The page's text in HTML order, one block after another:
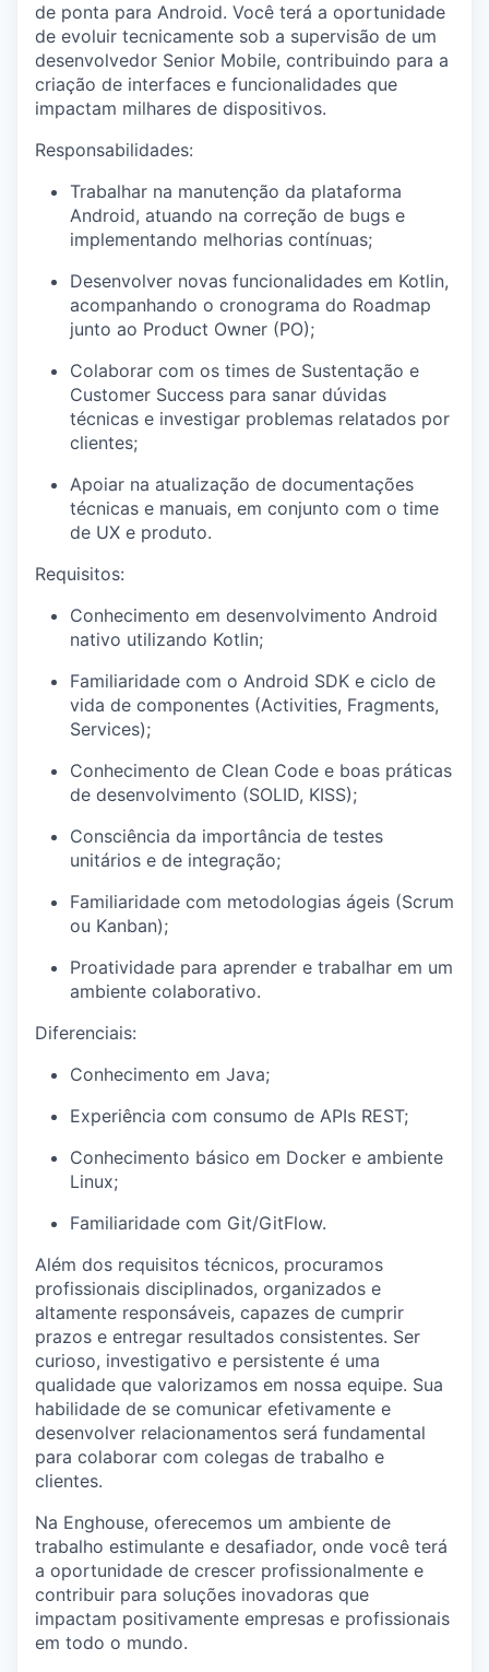
de ponta para Android. Você terá a oportunidade
de evoluir tecnicamente sob a supervisão de um
desenvolvedor Senior Mobile, contribuindo para a
criação de interfaces e funcionalidades que
impactam milhares de dispositivos.
Responsabilidades:
Trabalhar na manutenção da plataforma
Android, atuando na correção de bugs e
implementando melhorias contínuas;
Desenvolver novas funcionalidades em Kotlin,
acompanhando o cronograma do Roadmap
junto ao Product Owner (PO);
Colaborar com os times de Sustentação e
Customer Success para sanar dúvidas
técnicas e investigar problemas relatados por
clientes;
Apoiar na atualização de documentações
técnicas e manuais, em conjunto com o time
de UX e produto.
Requisitos:
Conhecimento em desenvolvimento Android
nativo utilizando Kotlin;
Familiaridade com o Android SDK e ciclo de
vida de componentes (Activities, Fragments,
Services);
Conhecimento de Clean Code e boas práticas
de desenvolvimento (SOLID, KISS);
Consciência da importância de testes
unitários e de integração;
Familiaridade com metodologias ágeis (Scrum
ou Kanban);
Proatividade para aprender e trabalhar em um
ambiente colaborativo.
Diferenciais:
Conhecimento em Java;
Experiência com consumo de APIs REST;
Conhecimento básico em Docker e ambiente
Linux;
Familiaridade com Git/GitFlow.
Além dos requisitos técnicos, procuramos
profissionais disciplinados, organizados e
altamente responsáveis, capazes de cumprir
prazos e entregar resultados consistentes. Ser
curioso, investigativo e persistente é uma
qualidade que valorizamos em nossa equipe. Sua
habilidade de se comunicar efetivamente e
desenvolver relacionamentos será fundamental
para colaborar com colegas de trabalho e
clientes.
Na Enghouse, oferecemos um ambiente de
trabalho estimulante e desafiador, onde você terá
a oportunidade de crescer profissionalmente e
contribuir para soluções inovadoras que
impactam positivamente empresas e profissionais
em todo o mundo.